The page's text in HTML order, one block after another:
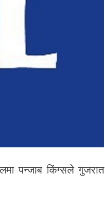
पन्जाब किंग्सले गुजरात